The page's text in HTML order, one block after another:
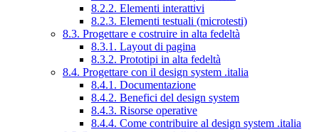
8.2.2. Elementi interattivi
8.2.3. Elementi testuali (microtesti)
8.3. Progettare e costruire in alta fedeltà
8.3.1. Layout di pagina
8.3.2. Prototipi in alta fedeltà
8.4. Progettare con il design system .italia
8.4.1. Documentazione
8.4.2. Benefici del design system
8.4.3. Risorse operative
8.4.4. Come contribuire al design system .italia